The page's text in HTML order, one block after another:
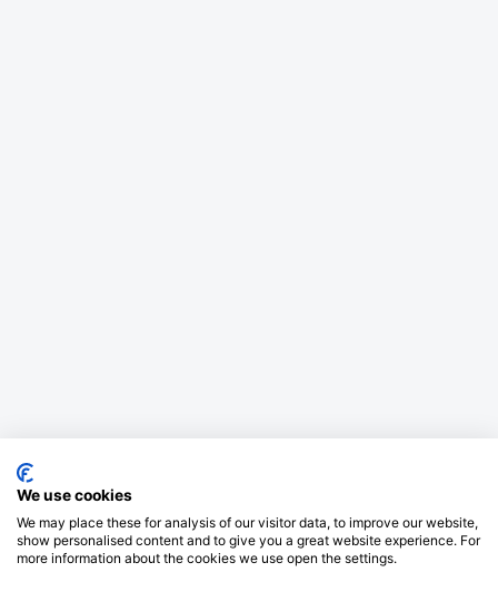
We use cookies
We may place these for analysis of our visitor data, to improve our website,
show personalised content and to give you a great website experience. For
more information about the cookies we use open the settings.